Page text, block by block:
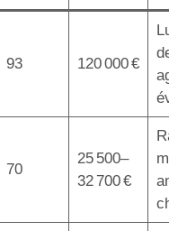
93 120 000 €
70
25 500–
32 700 €